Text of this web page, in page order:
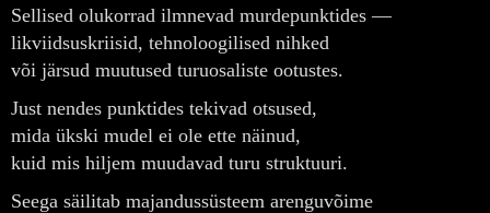
Sellised olukorrad ilmnevad murdepunktides —
likviidsuskriisid, tehnoloogilised nihked
või järsud muutused turuosaliste ootustes.
Just nendes punktides tekivad otsused,
mida ükski mudel ei ole ette näinud,
kuid mis hiljem muudavad turu struktuuri.
Seega säilitab majandussüsteem arenguvõime